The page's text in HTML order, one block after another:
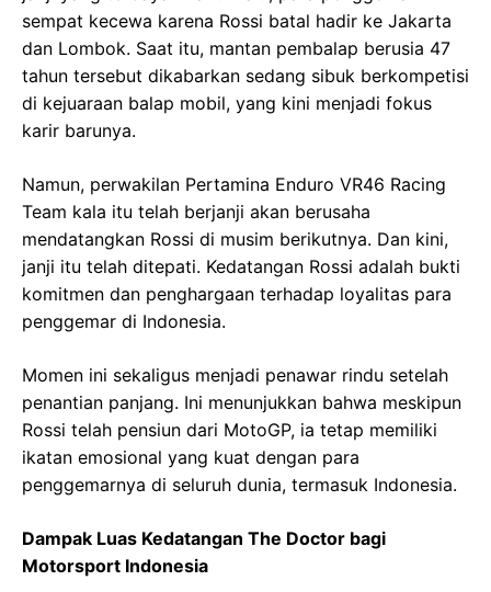
sempat kecewa karena Rossi batal hadir ke Jakarta
dan Lombok. Saat itu, mantan pembalap berusia 47
tahun tersebut dikabarkan sedang sibuk berkompetisi
di kejuaraan balap mobil, yang kini menjadi fokus
karir barunya.
Namun, perwakilan Pertamina Enduro VR46 Racing
Team kala itu telah berjanji akan berusaha
mendatangkan Rossi di musim berikutnya. Dan kini,
janji itu telah ditepati. Kedatangan Rossi adalah bukti
komitmen dan penghargaan terhadap loyalitas para
penggemar di Indonesia.
Momen ini sekaligus menjadi penawar rindu setelah
penantian panjang. Ini menunjukkan bahwa meskipun
Rossi telah pensiun dari MotoGP, ia tetap memiliki
ikatan emosional yang kuat dengan para
penggemarnya di seluruh dunia, termasuk Indonesia.
Dampak Luas Kedatangan The Doctor bagi
Motorsport Indonesia